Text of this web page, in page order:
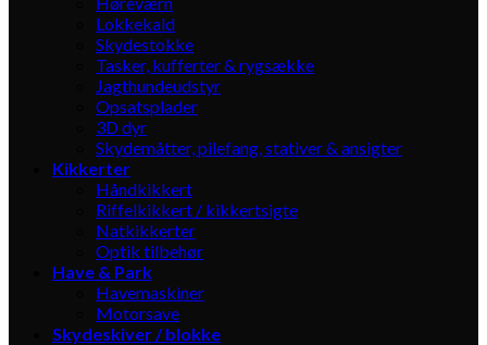
Lokkekald
Skydestokke
Tasker, kufferter & rygsække
Jagthundeudstyr
Opsatsplader
3D dyr
Skydemåtter, pilefang, stativer & ansigter
Kikkerter
Håndkikkert
Riffelkikkert / kikkertsigte
Natkikkerter
Optik tilbehør
Have & Park
Havemaskiner
Motorsave
Skydeskiver / blokke